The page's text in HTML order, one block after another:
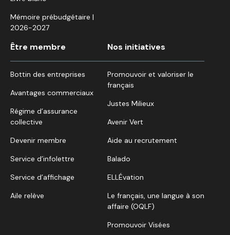
Mémoire prébudgétaire |
2026-2027
Être membre
Bottin des entreprises
Avantages commerciaux
Régime d’assurance
collective
Devenir membre
Service d’infolettre
Service d’affichage
Aile relève
Nos initiatives
Promouvoir et valoriser le
français
Justes Milieux
Avenir Vert
Aide au recrutement
Balado
ELLÉvation
Le français, une langue à son
affaire (OQLF)
Promouvoir Visées